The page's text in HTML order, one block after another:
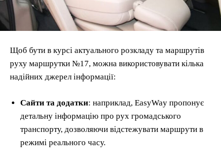
Щоб бути в курсі актуального розкладу та маршрутів
руху маршрутки №17, можна використовувати кілька
надійних джерел інформації:
Сайти та додатки: наприклад, EasyWay пропонує
детальну інформацію про рух громадського
транспорту, дозволяючи відстежувати маршрути в
режимі реального часу.